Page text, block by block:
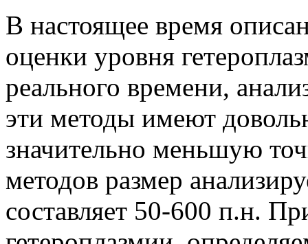
В настоящее время
оценки уровня
реального времени,
эти методы имеют
значительно меньшую
методов размер
составляет 50-600 п.н.